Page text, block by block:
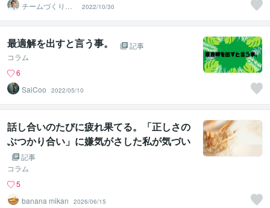
チームづくりの
エキスパート☆
荒川 佳大
2022/10/30
最適解を出すと言う事。
記事
コラム
6
SaiCoo
2022/05/10
話し合いのたびに疲れ果てる。「正しさの
ぶつかり合い」に嫌気がさした私が気づい
たこと
記事
コラム
5
banana mikan
2026/06/15